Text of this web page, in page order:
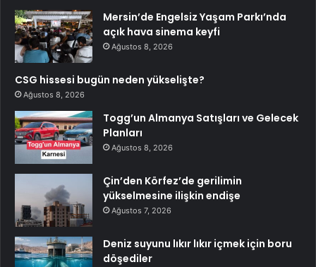
Mersin’de Engelsiz Yaşam Parkı’nda
açık hava sinema keyfi
Ağustos 8, 2026
CSG hissesi bugün neden yükselişte?
Ağustos 8, 2026
Togg’un Almanya Satışları ve Gelecek
Planları
Ağustos 8, 2026
Çin’den Körfez’de gerilimin
yükselmesine ilişkin endişe
Ağustos 7, 2026
Deniz suyunu lıkır lıkır içmek için boru
döşediler